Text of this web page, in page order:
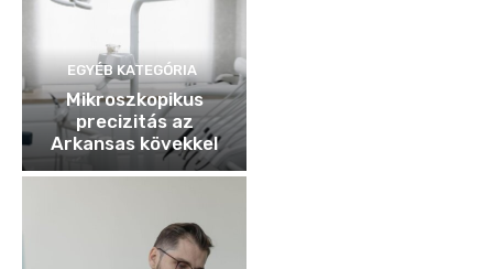
EGYÉB KATEGÓRIA
Mikroszkopikus
precizitás az
Arkansas kövekkel